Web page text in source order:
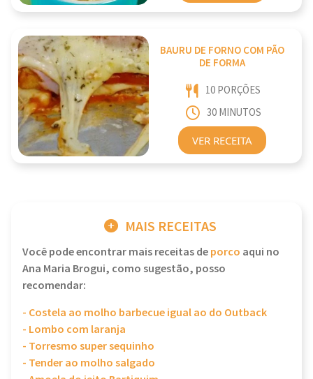
BAURU DE FORNO COM PÃO
DE FORMA
10 PORÇÕES
30 MINUTOS
VER RECEITA
MAIS RECEITAS
Você pode encontrar mais receitas deporco aqui no
Ana Maria Brogui, como sugestão, posso
recomendar:
- Costela ao molho barbecue igual ao do Outback
- Lombo com laranja
- Torresmo super sequinho
- Tender ao molho salgado